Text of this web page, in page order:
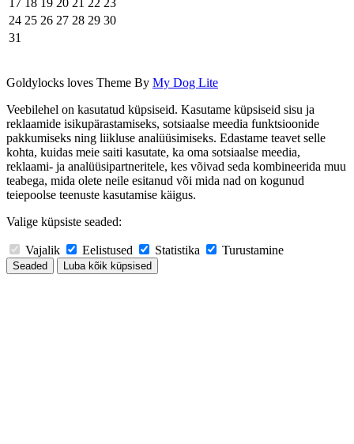
17 18 19 20 21 22 23
24 25 26 27 28 29 30
31
Goldylocks loves Theme By My Dog Lite
Veebilehel on kasutatud küpsiseid. Kasutame küpsiseid sisu ja
reklaamide isikupärastamiseks, sotsiaalse meedia funktsioonide
pakkumiseks ning liikluse analüüsimiseks. Edastame teavet selle
kohta, kuidas meie saiti kasutate, ka oma sotsiaalse meedia,
reklaami- ja analüüsipartneritele, kes võivad seda kombineerida muu
teabega, mida olete neile esitanud või mida nad on kogunud
teiepoolse teenuste kasutamise käigus.
Valige küpsiste seaded:
Vajalik Eelistused Statistika Turustamine
Seaded Luba kõik küpsised